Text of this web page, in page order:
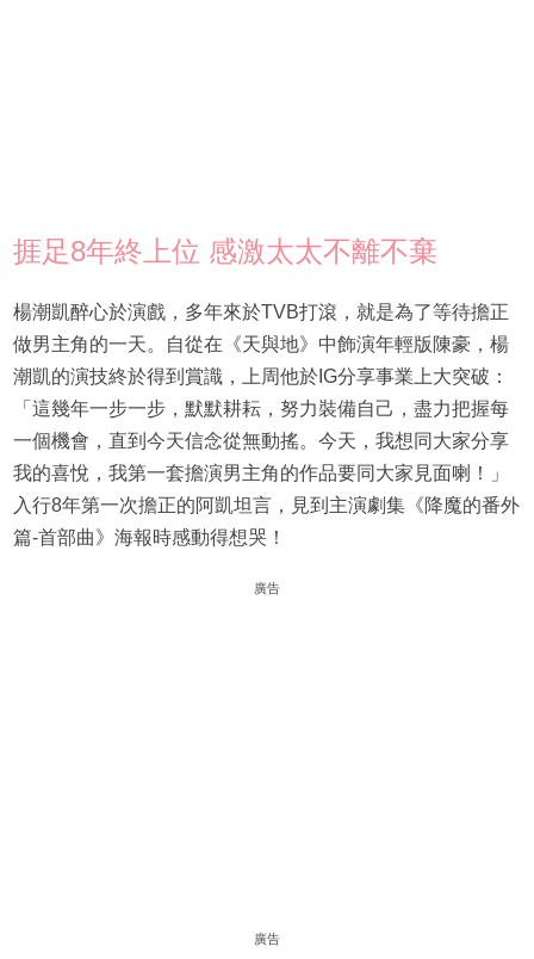
捱足8年終上位 感激太太不離不棄
楊潮凱醉心於演戲，多年來於TVB打滾，就是為了等待擔正
做男主角的一天。自從在《天與地》中飾演年輕版陳豪，楊
潮凱的演技終於得到賞識，上周他於IG分享事業上大突破：
「這幾年一步一步，默默耕耘，努力裝備自己，盡力把握每
一個機會，直到今天信念從無動搖。今天，我想同大家分享
我的喜悅，我第一套擔演男主角的作品要同大家見面喇！」
入行8年第一次擔正的阿凱坦言，見到主演劇集《降魔的番外
篇-首部曲》海報時感動得想哭！
廣告
廣告